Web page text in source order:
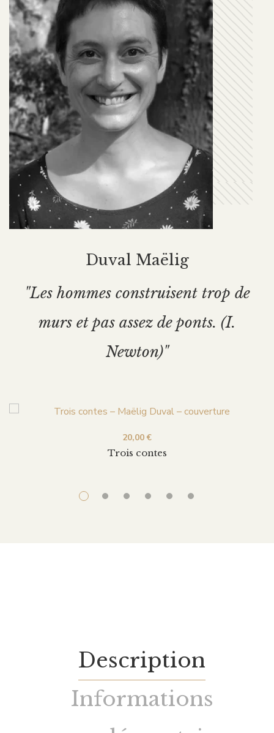
Duval Maëlig
"Les hommes construisent trop de
murs et pas assez de ponts. (I.
Newton)"
Trois contes
20,00€
Description
Informations